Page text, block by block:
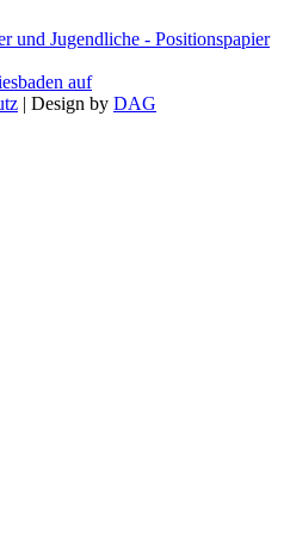
Jugendliche - Positionspapier
auf
| Design by DAG